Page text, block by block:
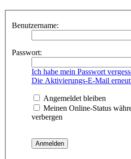
Benutzername:
Passwort:
Ich habe mein Passwort
Die Aktivierungs-E-Mail erneut
Angemeldet bleiben
Meinen Online-Status
verbergen